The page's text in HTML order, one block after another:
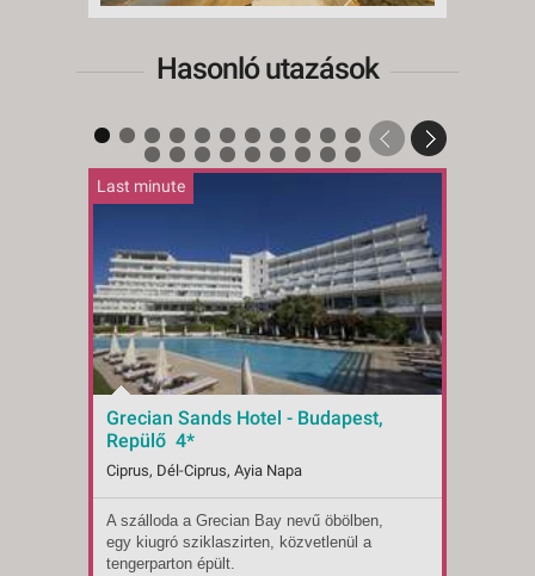
Hasonló utazások
Last minute
Grecian Sands Hotel - Budapest,
Repülő 4*
Ciprus, Dél-Ciprus, Ayia Napa
Indulások:
2026.08.23-tól
Időpontok:
39 db
Ellátás:
félpanzió
A szálloda a Grecian Bay nevű öbölben,
egy kiugró sziklaszirten, közvetlenül a
tengerparton épült.